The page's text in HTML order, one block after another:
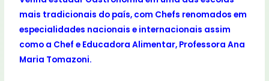
mais tradicionais do país, com Chefs renomados em
especialidades nacionais e internacionais assim
como a Chef e Educadora Alimentar, Professora Ana
Maria Tomazoni.